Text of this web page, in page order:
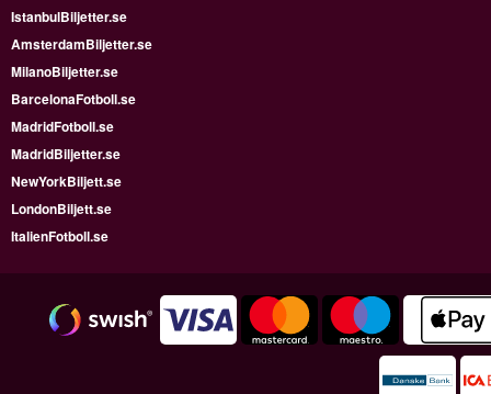
IstanbulBiljetter.se
AmsterdamBiljetter.se
MilanoBiljetter.se
BarcelonaFotboll.se
MadridFotboll.se
MadridBiljetter.se
NewYorkBiljett.se
LondonBiljett.se
ItalienFotboll.se